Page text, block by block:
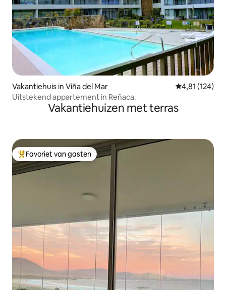
Vakantiehuis in Viña del Mar Gemiddelde
4,81 (124)
Uitstekend appartement in Reñaca.
Vakantiehuizen met terras
Topfavoriet van gasten
Favoriet van gasten